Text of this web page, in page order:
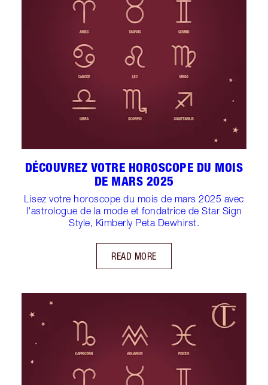
DÉCOUVREZ VOTRE HOROSCOPE DU MOIS
DE MARS 2025
Lisez votre horoscope du mois de mars 2025 avec
l'astrologue de la mode et fondatrice de Star Sign
Style, Kimberly Peta Dewhirst.
READ MORE